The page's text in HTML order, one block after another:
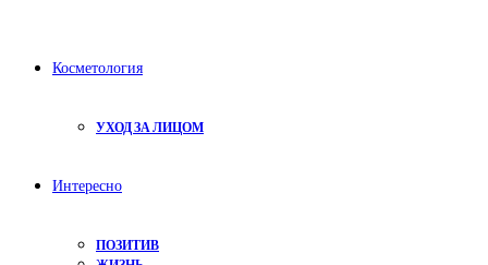
Косметология
УХОД ЗА ЛИЦОМ
Интересно
ПОЗИТИВ